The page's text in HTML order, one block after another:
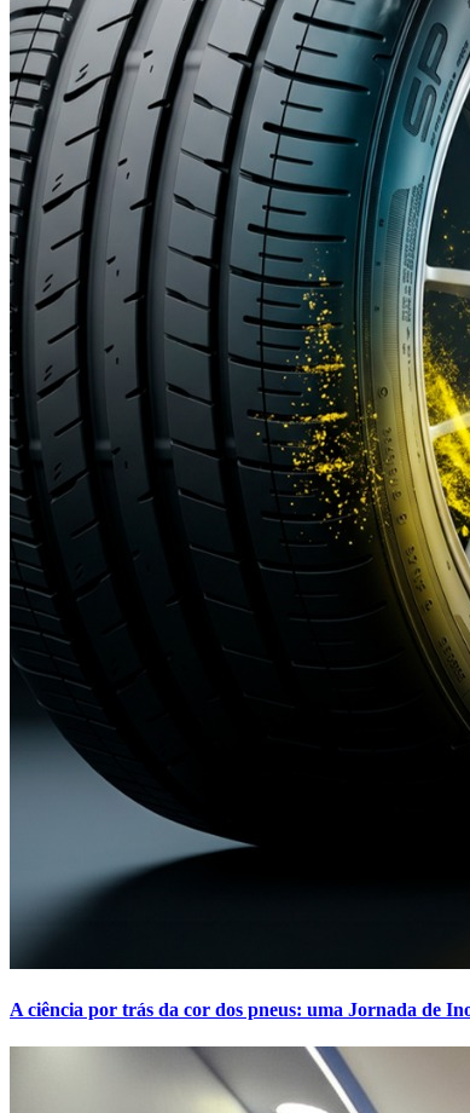
A ciência por trás da cor dos pneus: uma Jornada de